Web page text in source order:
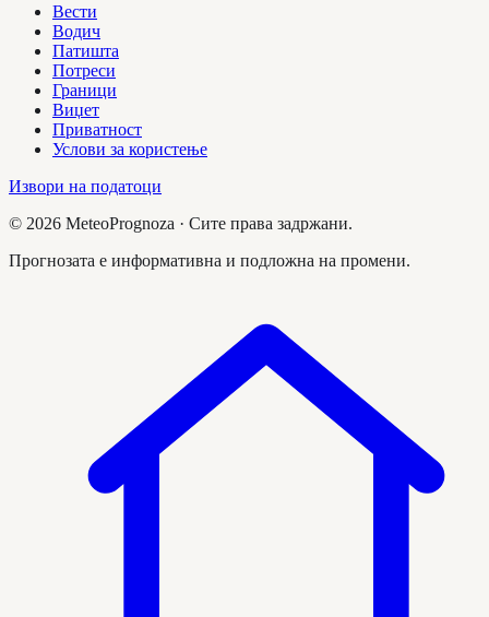
Вести
Водич
Патишта
Потреси
Граници
Виџет
Приватност
Услови за користење
Извори на податоци
© 2026 MeteoPrognoza · Сите права задржани.
Прогнозата е информативна и подложна на промени.